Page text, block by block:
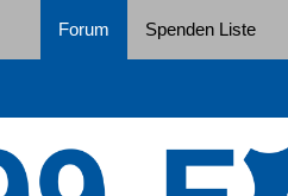
Forum Spenden Liste